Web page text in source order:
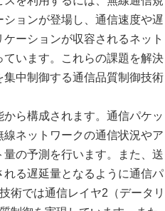
ョンが登場し、通信速度や遅
ーションが収容されるネット
います。これらの課題を解決
中制御する通信品質制御技術
ら構成されます。通信パケッ
ネットワークの通信状況やア
の予測を行います。また、送
る遅延量となるように通信パ
術では通信レイヤ2（データリ